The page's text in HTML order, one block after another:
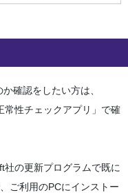
確認をしたい方は、
常性チェックアプリ」で確
社の更新プログラムで既に
ご利用のPCにインストー